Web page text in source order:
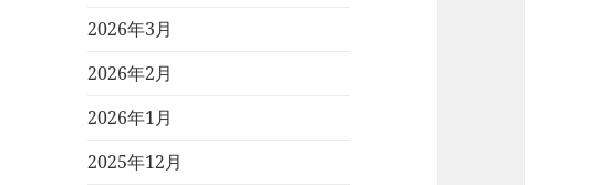
2026年3月
2026年2月
2026年1月
2025年12月